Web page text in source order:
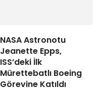
NASA Astronotu
Jeanette Epps,
ISS’deki İlk
Mürettebatlı Boeing
Görevine Katıldı